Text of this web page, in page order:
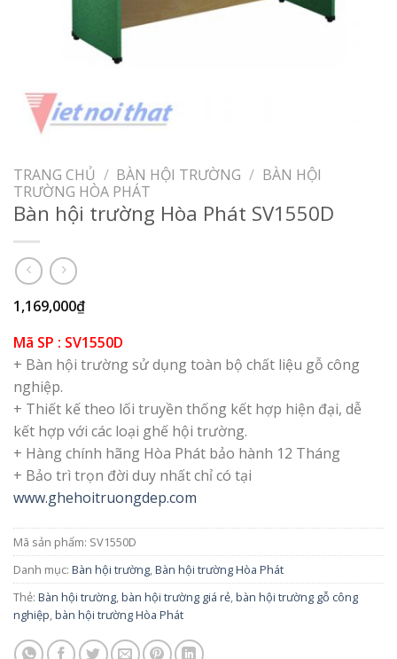
TRANG CHỦ / BÀN HỘI TRƯỜNG / BÀN HỘI
TRƯỜNG HÒA PHÁT
Bàn hội trường Hòa Phát SV1550D
1,169,000₫
Mã SP : SV1550D
+ Bàn hội trường sử dụng toàn bộ chất liệu gỗ công
nghiệp.
+ Thiết kế theo lối truyền thống kết hợp hiện đại, dễ
kết hợp với các loại ghế hội trường.
+ Hàng chính hãng Hòa Phát bảo hành 12 Tháng
+ Bảo trì trọn đời duy nhất chỉ có tại
www.ghehoitruongdep.com
Mã sản phẩm: SV1550D
Danh mục: Bàn hội trường,Bàn hội trường Hòa Phát
Thẻ: Bàn hội trường,bàn hội trường giá rẻ,bàn hội trường gỗ công
nghiệp,bàn hội trường Hòa Phát